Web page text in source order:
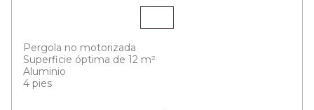
Pergola no motorizada
Superficie óptima de 12 m²
Aluminio
4 pies